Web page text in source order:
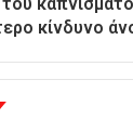
κίνδυνο